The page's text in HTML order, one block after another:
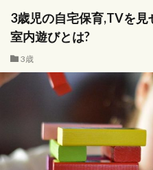
3歳児の自宅保育,TVを
室内遊びとは?
3歳